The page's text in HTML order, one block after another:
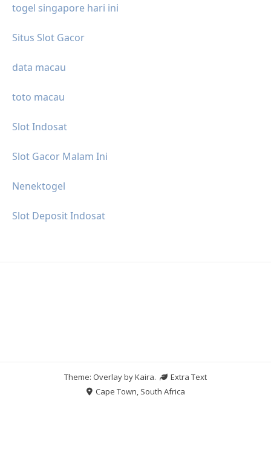
togel singapore hari ini
Situs Slot Gacor
data macau
toto macau
Slot Indosat
Slot Gacor Malam Ini
Nenektogel
Slot Deposit Indosat
Theme: Overlay byKaira.
Extra Text
Cape Town, South Africa